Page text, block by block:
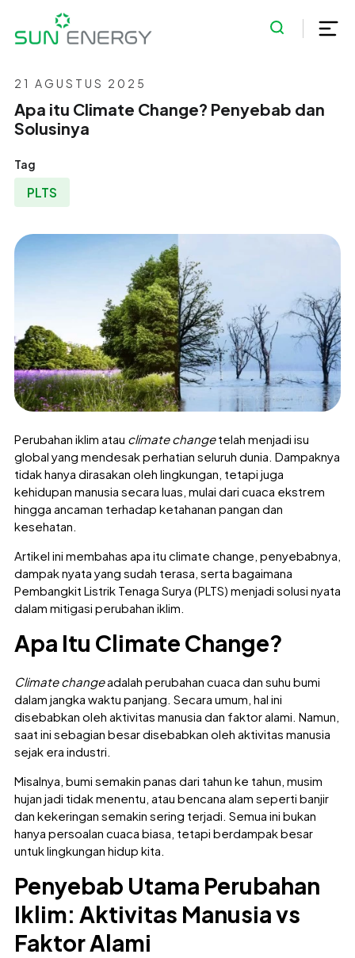
21 AGUSTUS 2025
Apa itu Climate Change? Penyebab dan
Solusinya
Tag
PLTS
Perubahan iklim atau climate changetelah menjadi isu
global yang mendesak perhatian seluruh dunia. Dampaknya
tidak hanya dirasakan oleh lingkungan, tetapi juga
kehidupan manusia secara luas, mulai dari cuaca ekstrem
hingga ancaman terhadap ketahanan pangan dan
kesehatan.
Artikel ini membahas apa itu climate change, penyebabnya,
dampak nyata yang sudah terasa, serta bagaimana
Pembangkit Listrik Tenaga Surya (PLTS) menjadi solusi nyata
dalam mitigasi perubahan iklim.
Apa Itu Climate Change?
Climate changeadalah perubahan cuaca dan suhu bumi
dalam jangka waktu panjang. Secara umum, hal ini
disebabkan oleh aktivitas manusia dan faktor alami. Namun,
saat ini sebagian besar disebabkan oleh aktivitas manusia
sejak era industri.
Misalnya, bumi semakin panas dari tahun ke tahun, musim
hujan jadi tidak menentu, atau bencana alam seperti banjir
dan kekeringan semakin sering terjadi. Semua ini bukan
hanya persoalan cuaca biasa, tetapi berdampak besar
untuk lingkungan hidup kita.
Penyebab Utama Perubahan
Iklim: Aktivitas Manusia vs
Faktor Alami